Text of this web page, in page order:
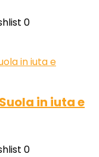
0
in iuta e
0